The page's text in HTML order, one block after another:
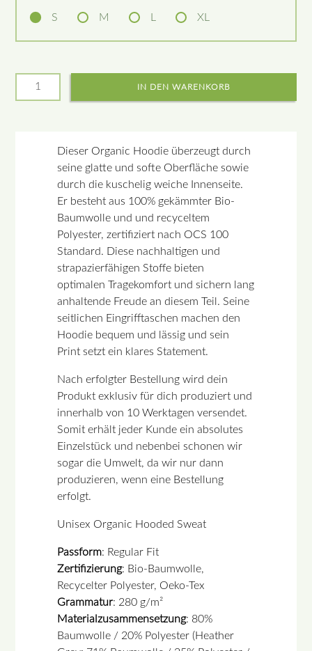
S M XL
Dieser Organic Hoodie überzeugt durch
seine glatte und softe Oberfläche sowie
durch die kuschelig weiche Innenseite.
Er besteht aus 100% gekämmter Bio-
Baumwolle und und recyceltem
Polyester, zertifiziert nach OCS 100
Standard. Diese nachhaltigen und
strapazierfähigen Stoffe bieten
optimalen Tragekomfort und sichern lang
anhaltende Freude an diesem Teil. Seine
seitlichen Eingrifftaschen machen den
Hoodie bequem und lässig und sein
Print setzt ein klares Statement.
Nach erfolgter Bestellung wird dein
Produkt exklusiv für dich produziert und
innerhalb von 10 Werktagen versendet.
Somit erhält jeder Kunde ein absolutes
Einzelstück und nebenbei schonen wir
sogar die Umwelt, da wir nur dann
produzieren, wenn eine Bestellung
erfolgt.
Unisex Organic Hooded Sweat
Passform: Regular Fit
Zertifizierung: Bio-Baumwolle,
Recycelter Polyester, Oeko-Tex
Grammatur: 280 g/m²
Materialzusammensetzung: 80%
Baumwolle / 20% Polyester (Heather